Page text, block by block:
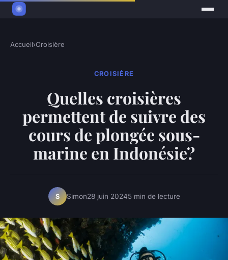
Accueil›Croisière
CROISIÈRE
Quelles croisières
permettent de suivre des
cours de plongée sous-
marine en Indonésie?
S Simon28 juin 20245 min de lecture